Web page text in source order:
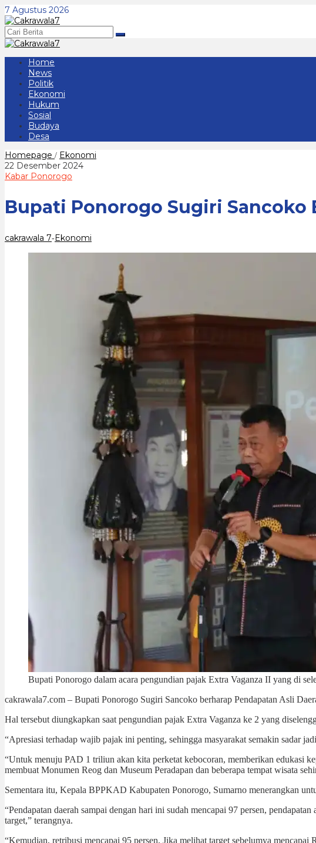
Lewati
ke
konten
7 Agustus 2026
Home
News
Politik
Ekonomi
Hukum
Sosial
Budaya
Desa
Homepage / Ekonomi
Mencapai
22 Desember 2024oleh
Kabar Ponorogo
Bupati Ponorogo Sugiri Sancoko
cakrawala 7-Ekonomi
Bupati Ponorogo dalam acara pengundian pajak Extra Vaganza II yang di
cakrawala7.com – Bupati Ponorogo Sugiri Sancoko berharap Pendapatan Asli
Hal tersebut diungkapkan saat pengundian pajak Extra Vaganza ke 2 yang
“Apresiasi terhadap wajib pajak ini penting, sehingga masyarakat semakin sadar
“Untuk menuju PAD 1 triliun akan kita perketat kebocoran, memberikan edukasi
membuat Monumen Reog dan Museum Peradapan dan beberapa tempat wisata
Sementara itu, Kepala BPPKAD Kabupaten Ponorogo, Sumarno menerangkan
“Pendapatan daerah sampai dengan hari ini sudah mencapai 97 persen,
target,” terangnya.
“Kemudian, retribusi mencapai 95 persen. Jika melihat target sebelumya